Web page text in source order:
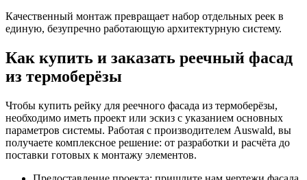
Качественный монтаж превращает набор отдельных реек в
единую, безупречно работающую архитектурную систему.
Как купить и заказать реечный фасад
из термоберёзы
Чтобы купить рейку для реечного фасада из термоберёзы,
необходимо иметь проект или эскиз с указанием основных
параметров системы. Работая с производителем Auswald, вы
получаете комплексное решение: от разработки и расчёта до
поставки готовых к монтажу элементов.